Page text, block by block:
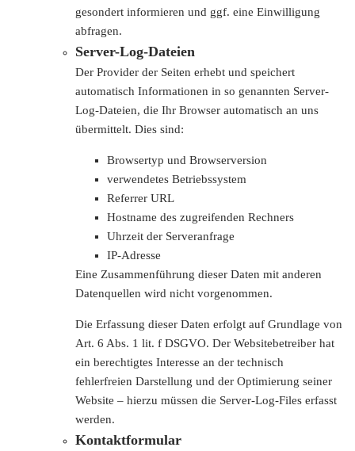
gesondert informieren und ggf. eine Einwilligung
abfragen.
Server-Log-Dateien
Der Provider der Seiten erhebt und speichert
automatisch Informationen in so genannten Server-
Log-Dateien, die Ihr Browser automatisch an uns
übermittelt. Dies sind:
Browsertyp und Browserversion
verwendetes Betriebssystem
Referrer URL
Hostname des zugreifenden Rechners
Uhrzeit der Serveranfrage
IP-Adresse
Eine Zusammenführung dieser Daten mit anderen
Datenquellen wird nicht vorgenommen.
Die Erfassung dieser Daten erfolgt auf Grundlage von
Art. 6 Abs. 1 lit. f DSGVO. Der Websitebetreiber hat
ein berechtigtes Interesse an der technisch
fehlerfreien Darstellung und der Optimierung seiner
Website – hierzu müssen die Server-Log-Files erfasst
werden.
Kontaktformular